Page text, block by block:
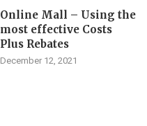
Online Mall – Using the
most effective Costs
Plus Rebates
December 12, 2021